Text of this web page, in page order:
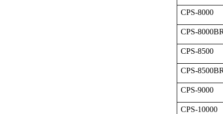
CPS-8000
CPS-
CPS-8500
CPS-
CPS-9000
CPS-10000